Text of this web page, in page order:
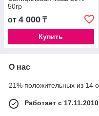
50гр
от 4 000 ₸
Купить
О нас
21% положительных из 14
Работает с 17.11.2010